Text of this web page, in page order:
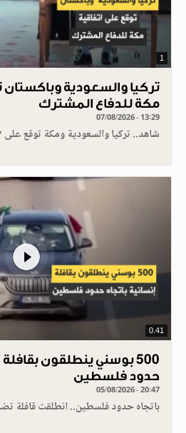
1
تركيا والسعودية وباكستان
مكة للدفاع المشترك
07/08/2026 - 13:29
شاهد.. تركيا والسعودية ومكة توقع
0.41
500 بوسني ينطلقون
حدود فلسطين
05/08/2026 - 20:47
باتجاه حدود فلسطين.. انطلقت قافلة